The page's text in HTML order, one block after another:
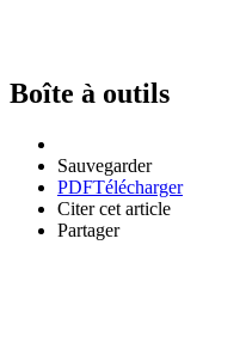
Boîte à outils
Sauvegarder
PDFTélécharger
Citer cet article
Partager